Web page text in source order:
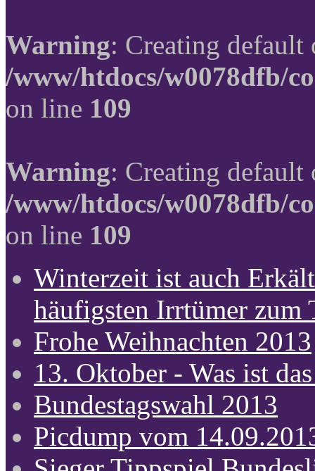
Warning: Creating
/www/htdocs/w0078dfb/
on line 109
Warning: Creating
/www/htdocs/w0078dfb/
on line 109
Winterzeit ist auch
häufigsten Irrtümer zum
Frohe Weihnachten 2013
13. Oktober - Was ist
Bundestagswahl 2013
Picdump vom